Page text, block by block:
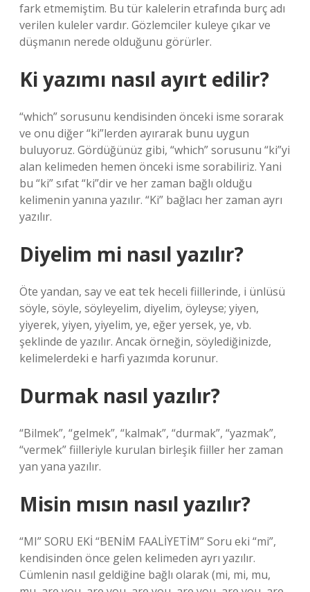
fark etmemiştim. Bu tür kalelerin etrafında burç adı
verilen kuleler vardır. Gözlemciler kuleye çıkar ve
düşmanın nerede olduğunu görürler.
Ki yazımı nasıl ayırt edilir?
“which” sorusunu kendisinden önceki isme sorarak
ve onu diğer “ki”lerden ayırarak bunu uygun
buluyoruz. Gördüğünüz gibi, “which” sorusunu “ki”yi
alan kelimeden hemen önceki isme sorabiliriz. Yani
bu “ki” sıfat “ki”dir ve her zaman bağlı olduğu
kelimenin yanına yazılır. “Ki” bağlacı her zaman ayrı
yazılır.
Diyelim mi nasıl yazılır?
Öte yandan, say ve eat tek heceli fiillerinde, i ünlüsü
söyle, söyle, söyleyelim, diyelim, öyleyse; yiyen,
yiyerek, yiyen, yiyelim, ye, eğer yersek, ye, vb.
şeklinde de yazılır. Ancak örneğin, söylediğinizde,
kelimelerdeki e harfi yazımda korunur.
Durmak nasıl yazılır?
“Bilmek”, “gelmek”, “kalmak”, “durmak”, “yazmak”,
“vermek” fiilleriyle kurulan birleşik fiiller her zaman
yan yana yazılır.
Misin mısın nasıl yazılır?
“MI” SORU EKİ “BENİM FAALİYETİM” Soru eki “mi”,
kendisinden önce gelen kelimeden ayrı yazılır.
Cümlenin nasıl geldiğine bağlı olarak (mi, mi, mu,